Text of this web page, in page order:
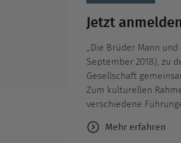
Jetzt
„Die Brüder Mann
September 2018), zu
Gesellschaft
Zum kulturellen
verschiedene
Mehr erfahren